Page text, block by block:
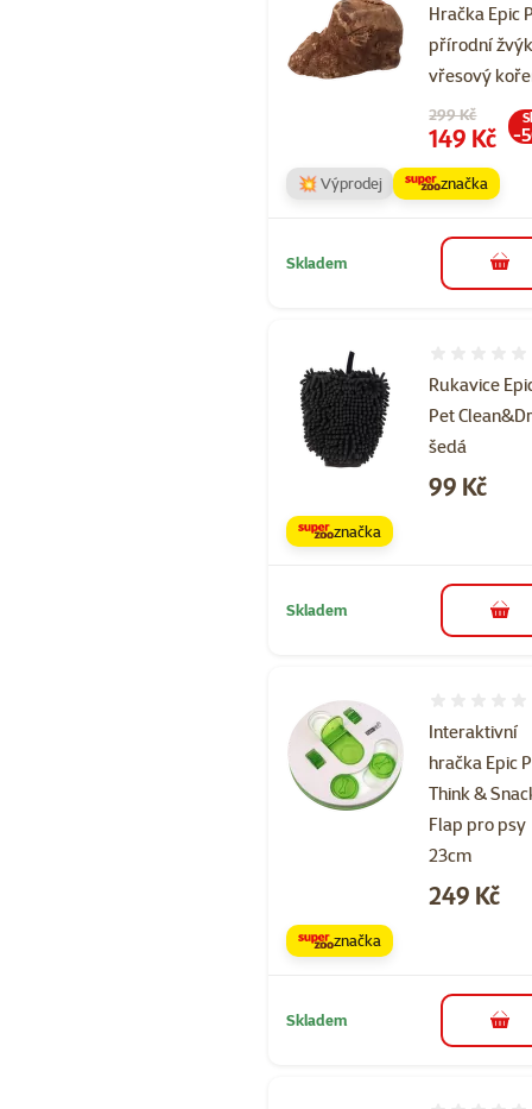
Hračka Epic
přírodní
vřesový
Původní cena
299 Kč
Cena
149 Kč -
💥 Výprodej značka
Skladem do
Rukavice
Pet
šedá
Cena
99 Kč
značka
Skladem do
Interaktivní
hračka Epic
Think &
Flap pro psy
23cm
Cena
249 Kč
značka
Skladem do